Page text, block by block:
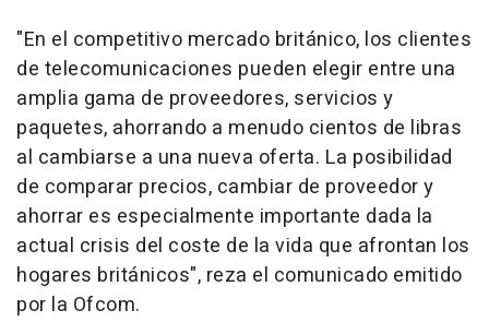
"En el competitivo mercado británico, los clientes
de telecomunicaciones pueden elegir entre una
amplia gama de proveedores, servicios y
paquetes, ahorrando a menudo cientos de libras
al cambiarse a una nueva oferta. La posibilidad
de comparar precios, cambiar de proveedor y
ahorrar es especialmente importante dada la
actual crisis del coste de la vida que afrontan los
hogares británicos", reza el comunicado emitido
por la Ofcom.